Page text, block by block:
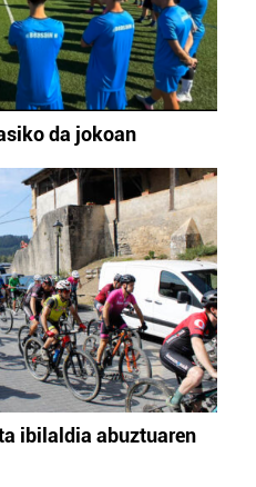
da jokoan
ibilaldia abuztuaren